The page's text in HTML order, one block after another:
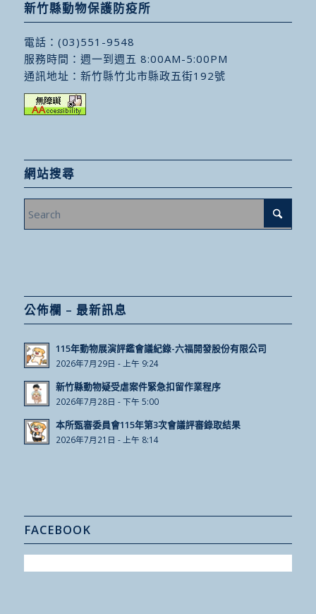
新竹縣動物保護防疫所
電話： (03)551-9548
服務時間：週一到週五 8:00AM-5:00PM
通訊地址： 新竹縣竹北市縣政五街192號
網站搜尋
公佈欄 – 最新訊息
115年動物展演評鑑會議紀錄-六福開發股份有限公司
2026年7月29日 - 上午 9:24
新竹縣動物疑受虐案件緊急扣留作業程序
2026年7月28日 - 下午 5:00
本所甄審委員會115年第3次會議評審錄取結果
2026年7月21日 - 上午 8:14
FACEBOOK